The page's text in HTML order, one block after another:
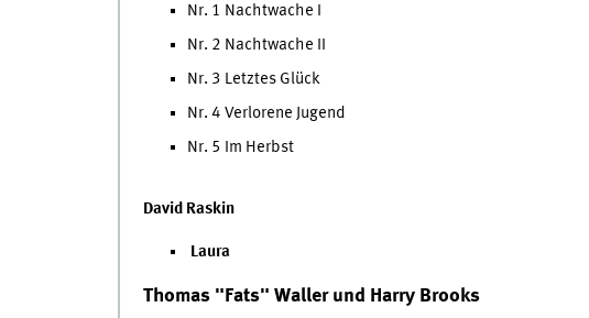
Nr. 1 Nachtwache I
Nr. 2 Nachtwache II
Nr. 3 Letztes Glück
Nr. 4 Verlorene Jugend
Nr. 5 Im Herbst
David Raskin
Laura
Thomas "Fats" Waller und Harry Brooks